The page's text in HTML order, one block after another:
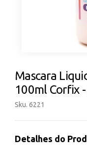
Mascara
100ml Corfix
Sku. 6221
Detalhes do